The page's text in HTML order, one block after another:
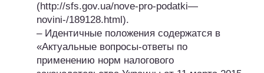
(http://sfs.gov.ua/nove-pro-podatki—
novini-/189128.html).
– Идентичные положения содержатся в
«Актуальные вопросы-ответы по
применению норм налогового